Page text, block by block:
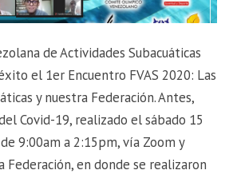
de Actividades Subacuáticas
el 1er Encuentro FVAS 2020: Las
y nuestra Federación. Antes,
Covid-19, realizado el sábado 15
9:00am a 2:15pm, vía Zoom y
Federación, en donde se realizaron